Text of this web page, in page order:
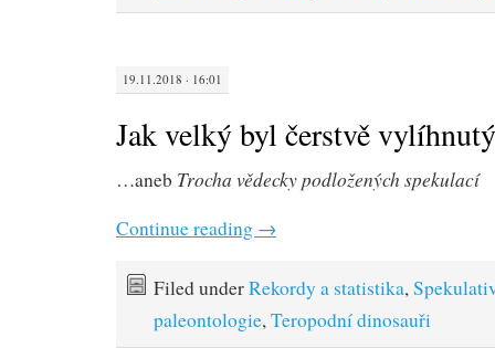
19.11.2018 · 16:01
Jak velký byl čerstvě
…aneb Trocha vědecky podložených spekulací
Continue reading →
Filed underRekordy a statistika,
paleontologie,Teropodní dinosauři